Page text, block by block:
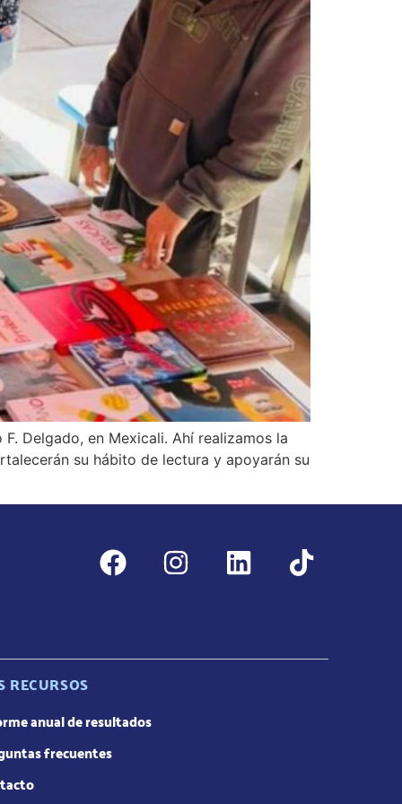
Delgado, en Mexicali. Ahí realizamos la
su hábito de lectura y apoyarán su
RECURSOS
anual de resultados
frecuentes